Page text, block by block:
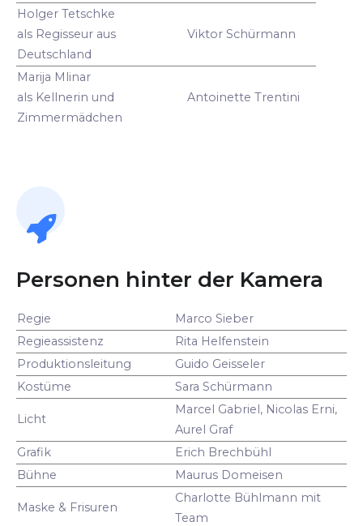
Holger Tetschke
als Regisseur aus
Deutschland
Viktor Schürmann
Marija Mlinar
als Kellnerin und
Zimmermädchen
Antoinette Trentini
Personen hinter der Kamera
Regie
Marco Sieber
Regieassistenz
Rita Helfenstein
Produktionsleitung
Guido Geisseler
Kostüme
Sara Schürmann
Licht
Marcel Gabriel, Nicolas Erni,
Aurel Graf
Grafik
Erich Brechbühl
Bühne
Maurus Domeisen
Maske & Frisuren
Charlotte Bühlmann mit
Team